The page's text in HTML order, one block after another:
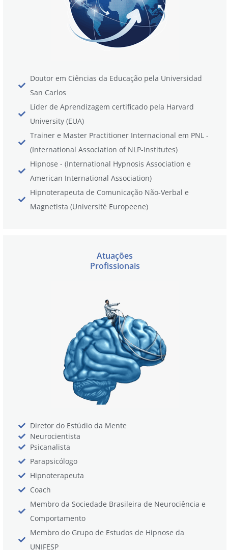
Doutor em Ciências da Educação pela Universidad
San Carlos
Líder de Aprendizagem certificado pela Harvard
University (EUA)
Trainer e Master Practitioner Internacional em PNL -
(International Association of NLP-Institutes)
Hipnose - (International Hypnosis Association e
American International Association)
Hipnoterapeuta de Comunicação Não-Verbal e
Magnetista (Université Europeene)
Atuações
Profissionais
Diretor do Estúdio da Mente
Neurocientista
Psicanalista
Parapsicólogo
Hipnoterapeuta
Coach
Membro da Sociedade Brasileira de Neurociência e
Comportamento
Membro do Grupo de Estudos de Hipnose da
UNIFESP